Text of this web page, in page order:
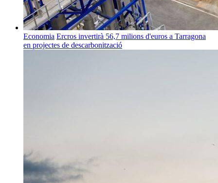
Economia Ercros invertirà 56,7 milions d'euros a Tarragona
en projectes de descarbonització